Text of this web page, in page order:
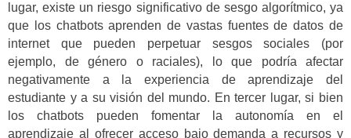
lugar, existe un riesgo significativo de sesgo algorítmico, ya
que los chatbots aprenden de vastas fuentes de datos de
internet que pueden perpetuar sesgos sociales (por
ejemplo, de género o raciales), lo que podría afectar
negativamente a la experiencia de aprendizaje del
estudiante y a su visión del mundo. En tercer lugar, si bien
los chatbots pueden fomentar la autonomía en el
aprendizaje al ofrecer acceso bajo demanda a recursos y